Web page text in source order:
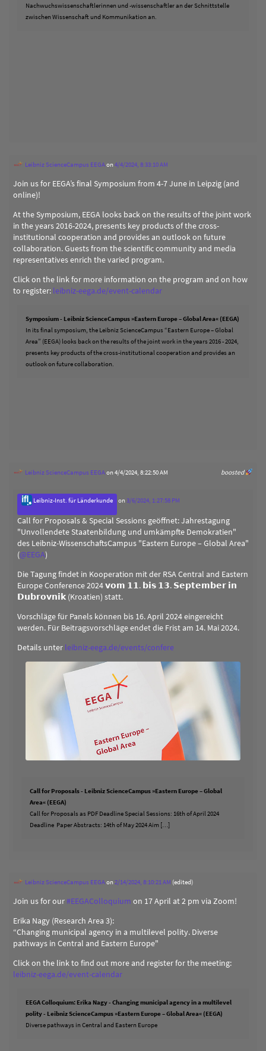
Nachwuchswissenschaftlerinnen und -wissenschaftler an der Schnittstelle
zwischen Wissenschaft und Kommunikation an.
Leibniz ScienceCampus EEGAon4/4/2024, 8:33:10 AM
Join us for EEGA’s final Symposium from 4-7 June in Leipzig (and
online)!
At the Symposium, EEGA looks back on the results of the joint work
in the years 2016-2024, presents key products of the cross-
institutional cooperation and provides an outlook on future
collaboration. Guests from the scientific community and media
representatives enrich the varied program.
Click on the link for more information on the program and on how
to register: leibniz-eega.de/event-calendar
Symposium - Leibniz ScienceCampus »Eastern Europe – Global Area« (EEGA)
In its final symposium, the Leibniz ScienceCampus “Eastern Europe – Global
Area” (EEGA) looks back on the results of the joint work in the years 2016 - 2024,
presents key products of the cross-institutional cooperation and provides an
outlook on future collaboration.
boosted
Leibniz ScienceCampus EEGAon 4/4/2024, 8:22:50 AM
Leibniz-Inst. für Länderkunde on3/6/2024, 1:27:58 PM
Call for Proposals & Special Sessions geöffnet: Jahrestagung
"Unvollendete Staatenbildung und umkämpfte Demokratien"
des Leibniz-WissenschaftsCampus "Eastern Europe – Global Area"
(@EEGA)
Die Tagung findet in Kooperation mit der RSA Central and Eastern
Europe Conference 2024 𝘃𝗼𝗺 𝟭𝟭. 𝗯𝗶𝘀 𝟭𝟯. 𝗦𝗲𝗽𝘁𝗲𝗺𝗯𝗲𝗿 𝗶𝗻
𝗗𝘂𝗯𝗿𝗼𝘃𝗻𝗶𝗸 (Kroatien) statt.
Vorschläge für Panels können bis 16. April 2024 eingereicht
werden. Für Beitragsvorschläge endet die Frist am 14. Mai 2024.
Details unter leibniz-eega.de/events/confere
Call for Proposals - Leibniz ScienceCampus »Eastern Europe – Global
Area« (EEGA)
Call for Proposals as PDF Deadline Special Sessions: 16th of April 2024
Deadline Paper Abstracts: 14th of May 2024 Aim […]
Leibniz ScienceCampus EEGAon2/14/2024, 8:10:21 AM (edited)
Join us for our#EEGAColloquium on 17 April at 2 pm via Zoom!
Erika Nagy (Research Area 3):
“Changing municipal agency in a multilevel polity. Diverse
pathways in Central and Eastern Europe"
Click on the link to find out more and register for the meeting:
leibniz-eega.de/event-calendar
EEGA Colloquium: Erika Nagy - Changing municipal agency in a multilevel
polity - Leibniz ScienceCampus »Eastern Europe – Global Area« (EEGA)
Diverse pathways in Central and Eastern Europe